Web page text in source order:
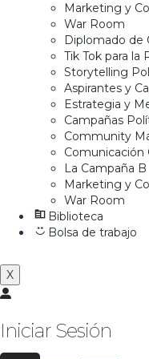
Marketing y
War Room
Diplomado de
Tik Tok para la
Storytelling
Aspirantes y
Estrategia y
Campañas
Community
Comunicación
La Campaña B
Marketing y
War Room
Biblioteca
Bolsa de trabajo
X
Iniciar Sesión